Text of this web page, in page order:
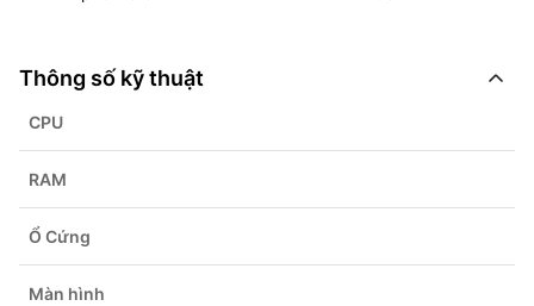
Thông số kỹ thuật
CPU
RAM
Ổ Cứng
Màn hình